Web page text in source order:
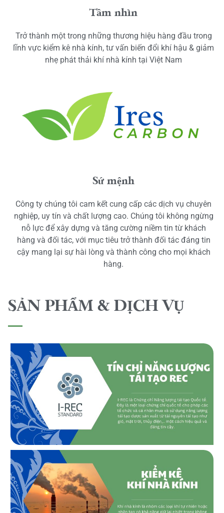
Tầm nhìn
Trở thành một trong những thương hiệu hàng đầu trong
lĩnh vực kiểm kê nhà kính, tư vấn biến đổi khí hậu & giảm
nhẹ phát thải khí nhà kính tại Việt Nam
Sứ mệnh
Công ty chúng tôi cam kết cung cấp các dịch vụ chuyên
nghiệp, uy tín và chất lượng cao. Chúng tôi không ngừng
nỗ lực để xây dựng và tăng cường niềm tin từ khách
hàng và đối tác, với mục tiêu trở thành đối tác đáng tin
cậy mang lại sự hài lòng và thành công cho mọi khách
hàng.
SẢN PHẨM & DỊCH VỤ